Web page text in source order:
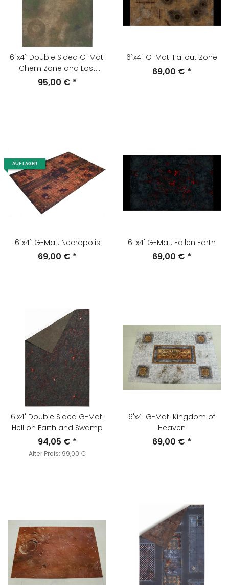
6`x4` Double Sided G-Mat:
Chem Zone and Lost
World
95,00 € *
6`x4` G-Mat: Fallout Zone
69,00 € *
AUF LAGER
6`x4` G-Mat: Necropolis
69,00 € *
6' x4' G-Mat: Fallen Earth
69,00 € *
6'x4' Double Sided G-Mat:
Hell on Earth and Swamp
94,05 € *
Alter Preis: 99,00 €
6'x4' G-Mat: Kingdom of
Heaven
69,00 € *